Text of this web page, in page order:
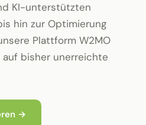
KI-unterstützten
hin zur Optimierung
Plattform W2MO
bisher unerreichte
→